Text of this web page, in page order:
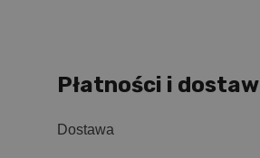
Płatności i
Dostawa